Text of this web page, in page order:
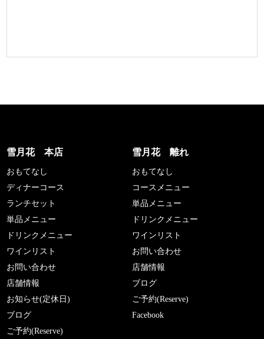
雪月花 本店
おもてなし
ディナーコース
ランチセット
単品メニュー
ドリンクメニュー
ワインリスト
お問い合わせ
店舗情報
お知らせ(定休日)
ブログ
ご予約(Reserve)
雪月花 離れ
おもてなし
コースメニュー
単品メニュー
ドリンクメニュー
ワインリスト
お問い合わせ
店舗情報
ブログ
ご予約(Reserve)
Facebook